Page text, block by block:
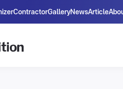
ContractorGalleryNewsArticle